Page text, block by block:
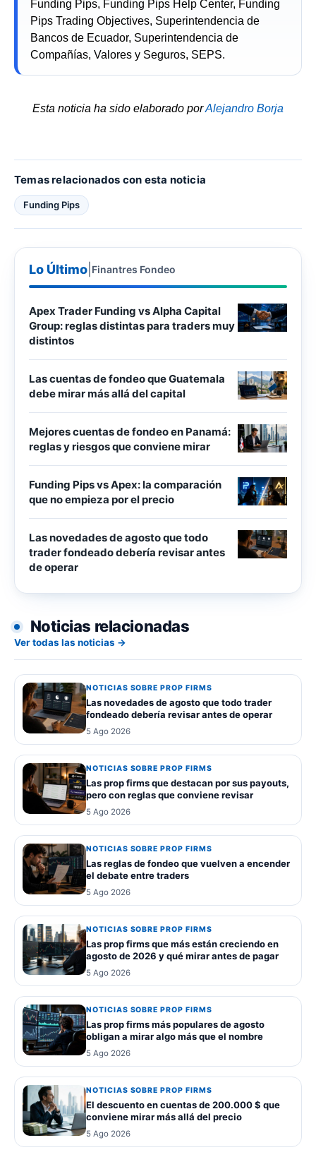
Funding Pips, Funding Pips Help Center, Funding
Pips Trading Objectives, Superintendencia de
Bancos de Ecuador, Superintendencia de
Compañías, Valores y Seguros, SEPS.
Esta noticia ha sido elaborado porAlejandro Borja
Temas relacionados con esta noticia
Funding Pips
Lo Último Finantres Fondeo
Apex Trader Funding vs Alpha Capital
Group: reglas distintas para traders muy
distintos
Las cuentas de fondeo que Guatemala
debe mirar más allá del capital
Mejores cuentas de fondeo en Panamá:
reglas y riesgos que conviene mirar
Funding Pips vs Apex: la comparación
que no empieza por el precio
Las novedades de agosto que todo
trader fondeado debería revisar antes
de operar
Noticias relacionadas
Ver todas las noticias →
NOTICIAS SOBRE PROP FIRMS
Las novedades de agosto que todo trader
fondeado debería revisar antes de operar
5 Ago 2026
NOTICIAS SOBRE PROP FIRMS
Las prop firms que destacan por sus payouts,
pero con reglas que conviene revisar
5 Ago 2026
NOTICIAS SOBRE PROP FIRMS
Las reglas de fondeo que vuelven a encender
el debate entre traders
5 Ago 2026
NOTICIAS SOBRE PROP FIRMS
Las prop firms que más están creciendo en
agosto de 2026 y qué mirar antes de pagar
5 Ago 2026
NOTICIAS SOBRE PROP FIRMS
Las prop firms más populares de agosto
obligan a mirar algo más que el nombre
5 Ago 2026
NOTICIAS SOBRE PROP FIRMS
El descuento en cuentas de 200.000 $ que
conviene mirar más allá del precio
5 Ago 2026